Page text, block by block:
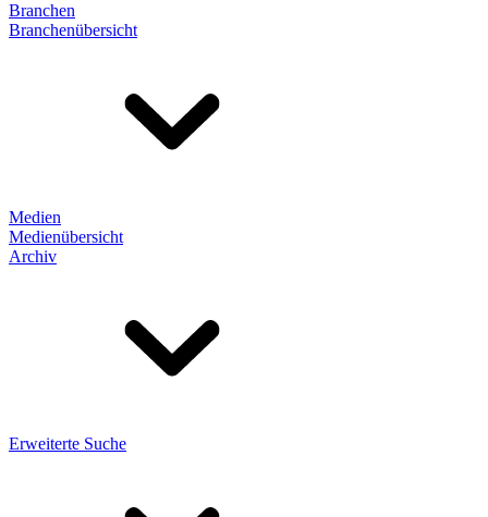
Branchen
Branchenübersicht
Medien
Medienübersicht
Archiv
Erweiterte Suche